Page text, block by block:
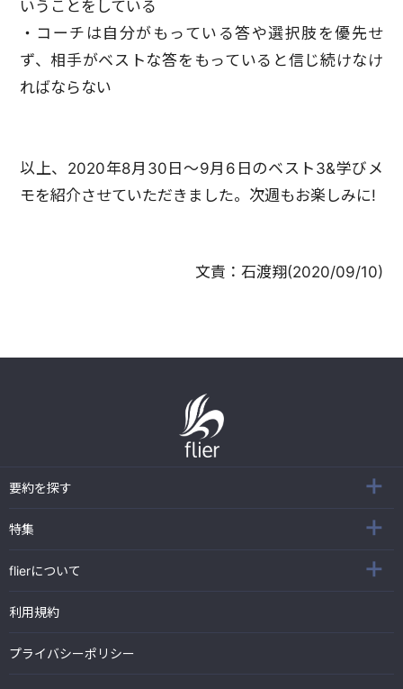
いうことをしている
・コーチは自分がもっている答や選択肢を優先せ
ず、相手がベストな答をもっていると信じ続けなけ
ればならない
以上、2020年8月30日～9月6日のベスト3&学びメ
モを紹介させていただきました。次週もお楽しみに!
文責： 石渡翔(2020/09/10)
要約を探す
特集
flierについて
利用規約
プライバシーポリシー